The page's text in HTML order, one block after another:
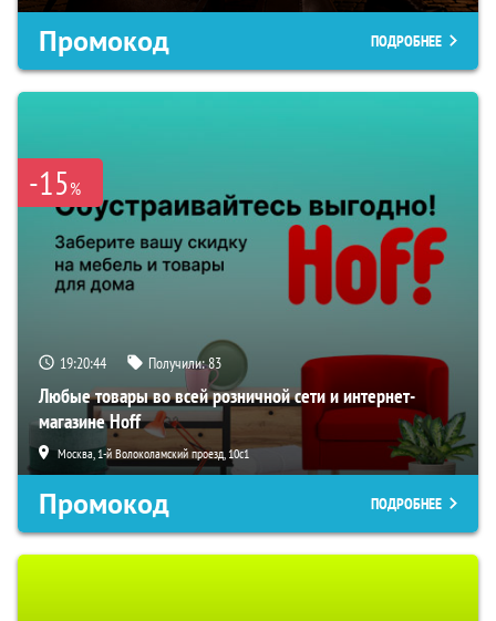
Промокод ПОДРОБНЕЕ
-15%
19:20:43 Получили:83
Любые товары во всей розничной сети и интернет-
магазине Hoff
Москва, 1-й Волоколамский проезд, 10с1
Промокод ПОДРОБНЕЕ